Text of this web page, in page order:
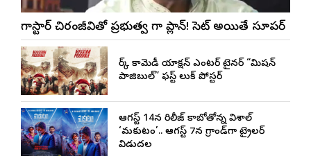
మెగాస్టార్ చిరంజీవితో ప్రభుత్వ మెగా ప్లాన్! సెట్ అయితే సూపర్
డార్క్ కామెడీ యాక్షన్ ఎంటర్ టైనర్ “మిషన్
పాజిబుల్” ఫస్ట్ లుక్ పోస్టర్
ఆగస్ట్ 14న రిలీజ్ కాబోతోన్న విశాల్
‘మకుటం’.. ఆగస్ట్ 7న గ్రాండ్‌గా ట్రైలర్
విడుదల